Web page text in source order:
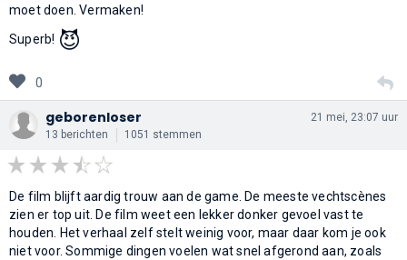
moet doen. Vermaken!
Superb! 😈
0
geborenloser
13 berichten 1051 stemmen
21 mei, 23:07 uur
De film blijft aardig trouw aan de game. De meeste vechtscènes
zien er top uit. De film weet een lekker donker gevoel vast te
houden. Het verhaal zelf stelt weinig voor, maar daar kom je ook
niet voor. Sommige dingen voelen wat snel afgerond aan, zoals